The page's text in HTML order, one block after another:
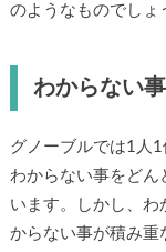
のようなものでしょ
わからない
グノーブルでは1人1
わからない事をどん
います。しかし、わ
からない事が積み重